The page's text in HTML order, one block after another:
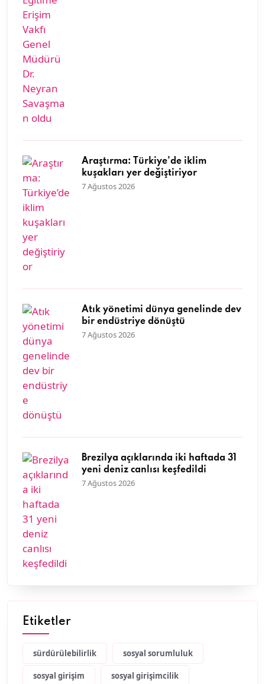
Araştırma: Türkiye’de iklim
kuşakları yer değiştiriyor
7 Ağustos 2026
Atık yönetimi dünya genelinde dev
bir endüstriye dönüştü
7 Ağustos 2026
Brezilya açıklarında iki haftada 31
yeni deniz canlısı keşfedildi
7 Ağustos 2026
Etiketler
sürdürülebilirlik sosyal sorumluluk
sosyal girişim sosyal girişimcilik